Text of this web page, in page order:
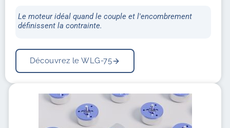
Le moteur idéal quand le couple et l'encombrement
définissent la contrainte.
Découvrez le WLG-75